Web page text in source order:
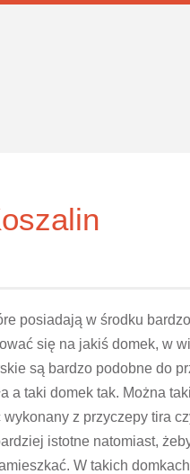
posiadają w środku
się na jakiś domek, w
są bardzo podobne do
a taki domek tak. Można
z przyczepy tira
istotne natomiast,
W takich